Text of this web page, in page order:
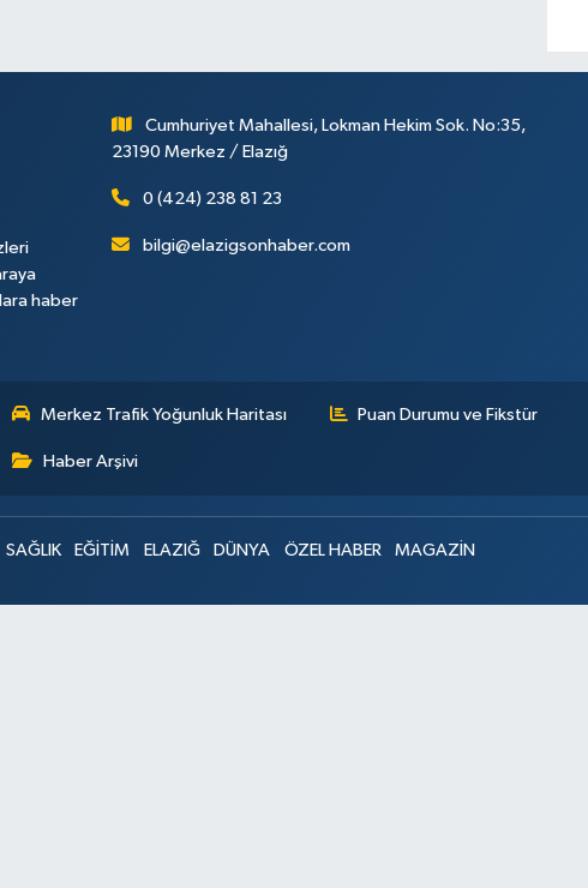
haber
Cumhuriyet Mahallesi, Lokman Hekim Sok. No:35,
23190 Merkez / Elazığ
0 (424) 238 81 23
bilgi@elazigsonhaber.com
Merkez Trafik Yoğunluk Haritası Puan Durumu ve Fikstür
Haber Arşivi
SAĞLIK EĞİTİM ELAZIĞ DÜNYA ÖZEL HABER MAGAZİN